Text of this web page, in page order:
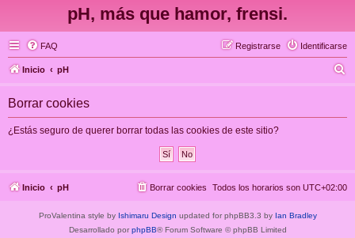
pH, más que hamor, frensi.
FAQ Identificarse
Registrarse
Inicio pH
Borrar cookies
¿Estás seguro de querer borrar todas las cookies de este sitio?
Inicio pH Todos los horarios son UTC+02:00
Borrar cookies
ProValentina style by Ishimaru Design updated for phpBB3.3 by Ian Bradley
Desarrollado por phpBB® Forum Software © phpBB Limited